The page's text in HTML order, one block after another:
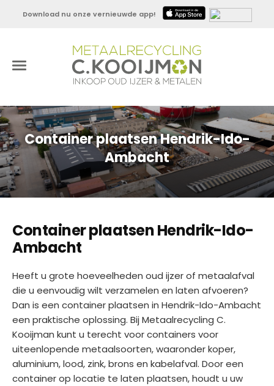
Download nu onze vernieuwde app!
Container plaatsen Hendrik-Ido-
Ambacht
Container plaatsen Hendrik-Ido-
Ambacht
Heeft u grote hoeveelheden oud ijzer of metaalafval
die u eenvoudig wilt verzamelen en laten afvoeren?
Dan is een container plaatsen in Hendrik-Ido-Ambacht
een praktische oplossing. Bij Metaalrecycling C.
Kooijman kunt u terecht voor containers voor
uiteenlopende metaalsoorten, waaronder koper,
aluminium, lood, zink, brons en kabelafval. Door een
container op locatie te laten plaatsen, houdt u uw